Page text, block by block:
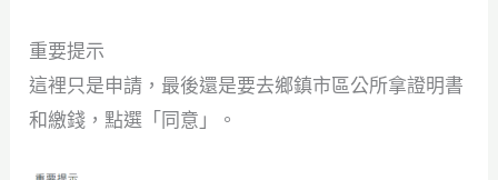
重要提示
這裡只是申請，最後還是要去鄉鎮市區公所拿證明書
和繳錢，點選「同意」。